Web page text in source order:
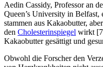
Aedin Cassidy, Professor an
Queen’s University in
stammen aus Kakaobutter,
den Cholesterinspiegel wirkt
Kakaobutter gesättigt und
Obwohl die Forscher den